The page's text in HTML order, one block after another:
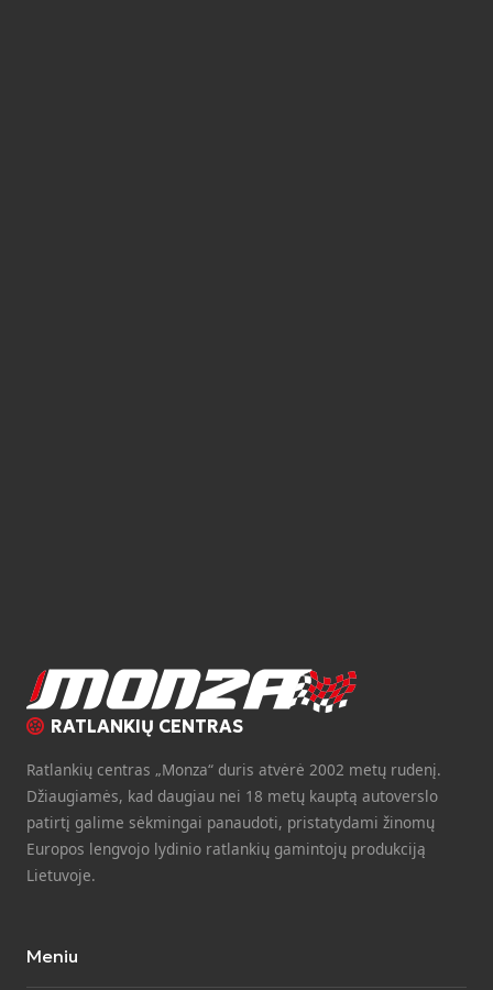
RATLANKIŲ CENTRAS
Ratlankių centras „Monza“ duris atvėrė 2002 metų rudenį.
Džiaugiamės, kad daugiau nei 18 metų kauptą autoverslo
patirtį galime sėkmingai panaudoti, pristatydami žinomų
Europos lengvojo lydinio ratlankių gamintojų produkciją
Lietuvoje.
Meniu